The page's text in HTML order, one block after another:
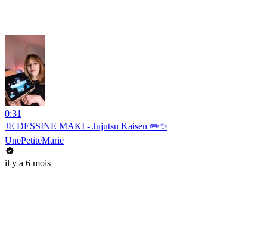
0:31
JE DESSINE MAKI - Jujutsu Kaisen ✏️✨
UnePetiteMarie
il y a 6 mois